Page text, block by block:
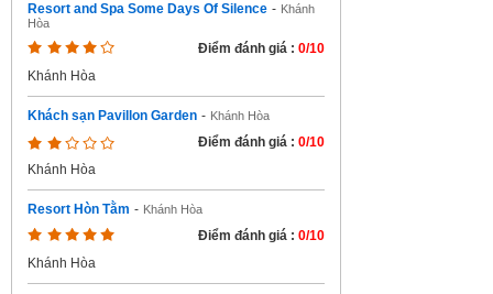
Resort and Spa Some Days Of Silence - Khánh
Hòa
Điểm đánh giá : 0/10
Khánh Hòa
Khách sạn Pavillon Garden - Khánh Hòa
Điểm đánh giá : 0/10
Khánh Hòa
Resort Hòn Tằm - Khánh Hòa
Điểm đánh giá : 0/10
Khánh Hòa